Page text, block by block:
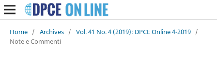
Home / Archives / Vol. 41 No. 4 (2019): DPCE Online 4-2019 /
Note e Commenti